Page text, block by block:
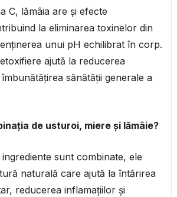
C, lămâia are și efecte
la eliminarea toxinelor din
unui pH echilibrat în corp.
ajută la reducerea
sănătății generale a
de usturoi, miere și lămâie?
sunt combinate, ele
naturală care ajută la întărirea
reducerea inflamațiilor și